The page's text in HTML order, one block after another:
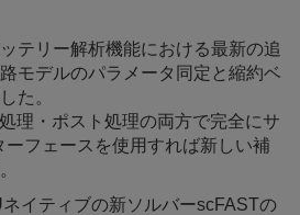
テリー解析機能における最新の追
モデルのパラメータ同定と縮約ベ
た。
理・ポスト処理の両方で完全にサ
フェースを使用すれば新しい補
イティブの新ソルバーscFASTの